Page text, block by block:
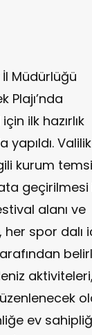
Müdürlüğü
ilk hazırlık
yapıldı. Valilik
kurum
alanı ve
spor dalı
aktiviteleri,
ev